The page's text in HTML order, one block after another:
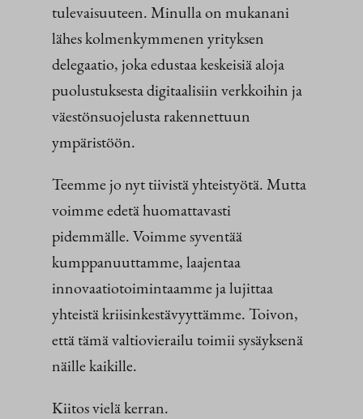
tulevaisuuteen. Minulla on mukanani
lähes kolmenkymmenen yrityksen
delegaatio, joka edustaa keskeisiä aloja
puolustuksesta digitaalisiin verkkoihin ja
väestönsuojelusta rakennettuun
ympäristöön.
Teemme jo nyt tiivistä yhteistyötä. Mutta
voimme edetä huomattavasti
pidemmälle. Voimme syventää
kumppanuuttamme, laajentaa
innovaatiotoimintaamme ja lujittaa
yhteistä kriisinkestävyyttämme. Toivon,
että tämä valtiovierailu toimii sysäyksenä
näille kaikille.
Kiitos vielä kerran.